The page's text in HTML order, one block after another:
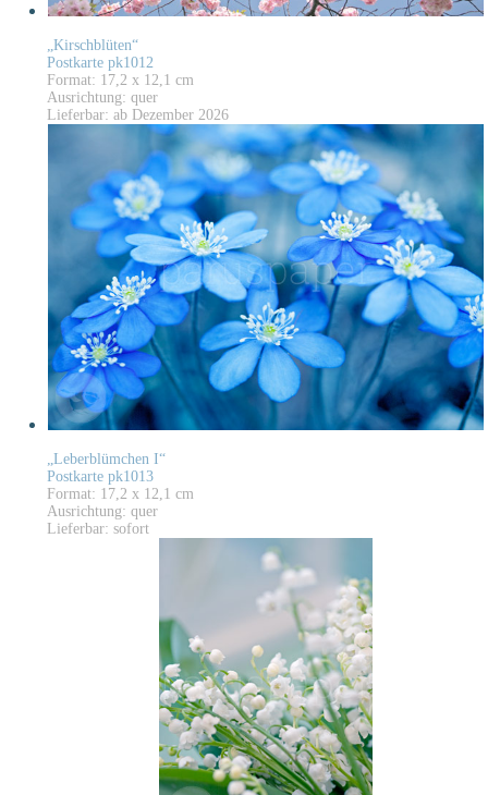
„Kirschblüten“
Postkarte pk1012
Format: 17,2 x 12,1 cm
Ausrichtung: quer
Lieferbar: ab Dezember 2026
„Leberblümchen I“
Postkarte pk1013
Format: 17,2 x 12,1 cm
Ausrichtung: quer
Lieferbar: sofort